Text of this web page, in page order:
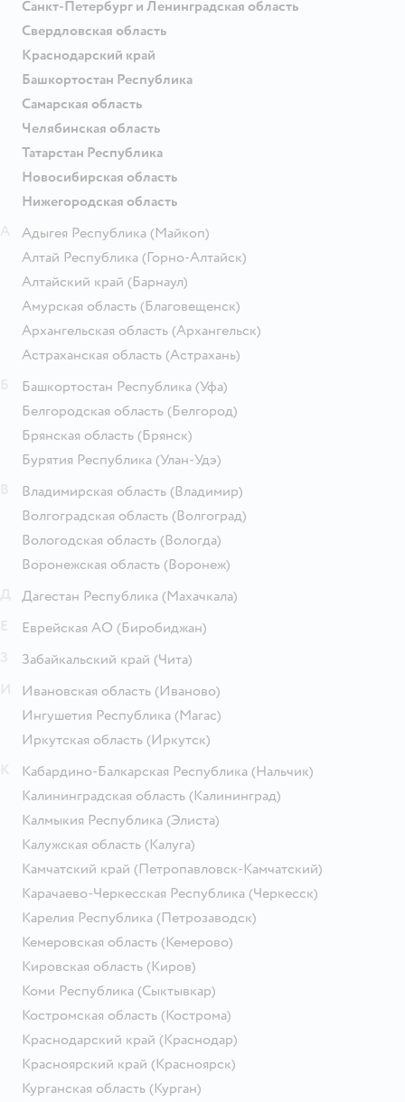
Санкт-Петербург и Ленинградская область
Свердловская область
Краснодарский край
Башкортостан Республика
Самарская область
Челябинская область
Татарстан Республика
Новосибирская область
Нижегородская область
Адыгея Республика (Майкоп)
Алтай Республика (Горно-Алтайск)
Алтайский край (Барнаул)
Амурская область (Благовещенск)
Архангельская область (Архангельск)
Астраханская область (Астрахань)
Башкортостан Республика (Уфа)
Белгородская область (Белгород)
Брянская область (Брянск)
Бурятия Республика (Улан-Удэ)
Владимирская область (Владимир)
Волгоградская область (Волгоград)
Вологодская область (Вологда)
Воронежская область (Воронеж)
Дагестан Республика (Махачкала)
Еврейская АО (Биробиджан)
Забайкальский край (Чита)
Ивановская область (Иваново)
Ингушетия Республика (Магас)
Иркутская область (Иркутск)
Кабардино-Балкарская Республика (Нальчик)
Калининградская область (Калининград)
Калмыкия Республика (Элиста)
Калужская область (Калуга)
Камчатский край (Петропавловск-Камчатский)
Карачаево-Черкесская Республика (Черкесск)
Карелия Республика (Петрозаводск)
Кемеровская область (Кемерово)
Кировская область (Киров)
Коми Республика (Сыктывкар)
Костромская область (Кострома)
Краснодарский край (Краснодар)
Красноярский край (Красноярск)
Курганская область (Курган)